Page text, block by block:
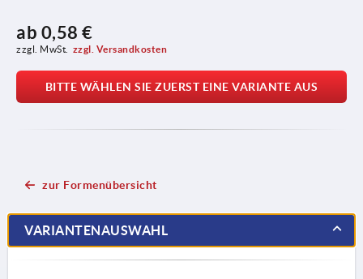
ab 0,58 €
zzgl. MwSt. zzgl. Versandkosten
BITTE WÄHLEN SIE ZUERST EINE VARIANTE AUS
zur Formenübersicht
VARIANTENAUSWAHL